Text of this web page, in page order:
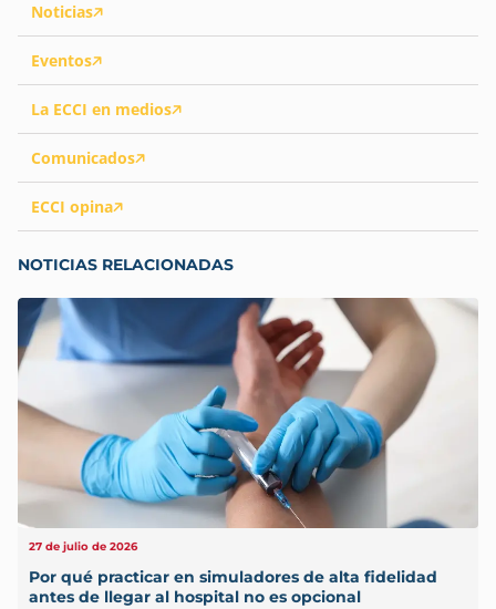
Noticias
Eventos
La ECCI en medios
Comunicados
ECCI opina
NOTICIAS RELACIONADAS
27 de julio de 2026
Por qué practicar en simuladores de alta fidelidad
antes de llegar al hospital no es opcional